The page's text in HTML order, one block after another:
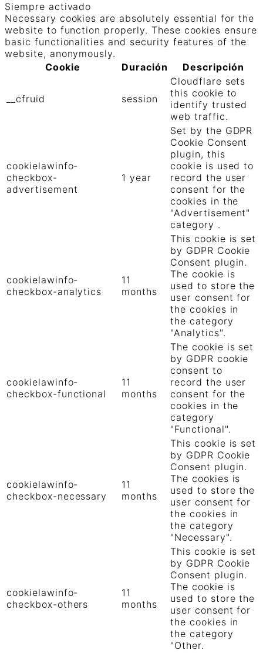
Siempre activado
Necessary cookies are absolutely essential for the
website to function properly. These cookies ensure
basic functionalities and security features of the
website, anonymously.
Cookie
Duración Descripción
__cfruid session
Cloudflare sets
this cookie to
identify trusted
web traffic.
cookielawinfo-
checkbox-
advertisement
1 year
Set by the GDPR
Cookie Consent
plugin, this
cookie is used to
record the user
consent for the
cookies in the
"Advertisement"
category .
cookielawinfo-
checkbox-analytics
11
months
This cookie is set
by GDPR Cookie
Consent plugin.
The cookie is
used to store the
user consent for
the cookies in
the category
"Analytics".
cookielawinfo-
checkbox-functional
11
months
The cookie is set
by GDPR cookie
consent to
record the user
consent for the
cookies in the
category
"Functional".
cookielawinfo-
checkbox-necessary
11
months
This cookie is set
by GDPR Cookie
Consent plugin.
The cookies is
used to store the
user consent for
the cookies in
the category
"Necessary".
cookielawinfo-
checkbox-others
11
months
This cookie is set
by GDPR Cookie
Consent plugin.
The cookie is
used to store the
user consent for
the cookies in
the category
"Other.